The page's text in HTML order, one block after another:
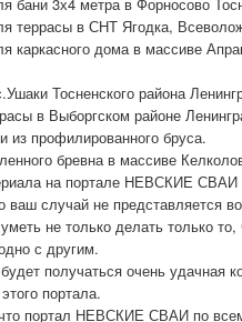
террасы в СНТ Ягодка,
каркасного дома в массиве
Тосненского района
в Выборгском районе
из профилированного бруса.
бревна в массиве
на портале НЕВСКИЕ СВАИ
ваш случай не представляется
не только делать только
с другим.
получаться очень удачная
портала.
портал НЕВСКИЕ СВАИ по